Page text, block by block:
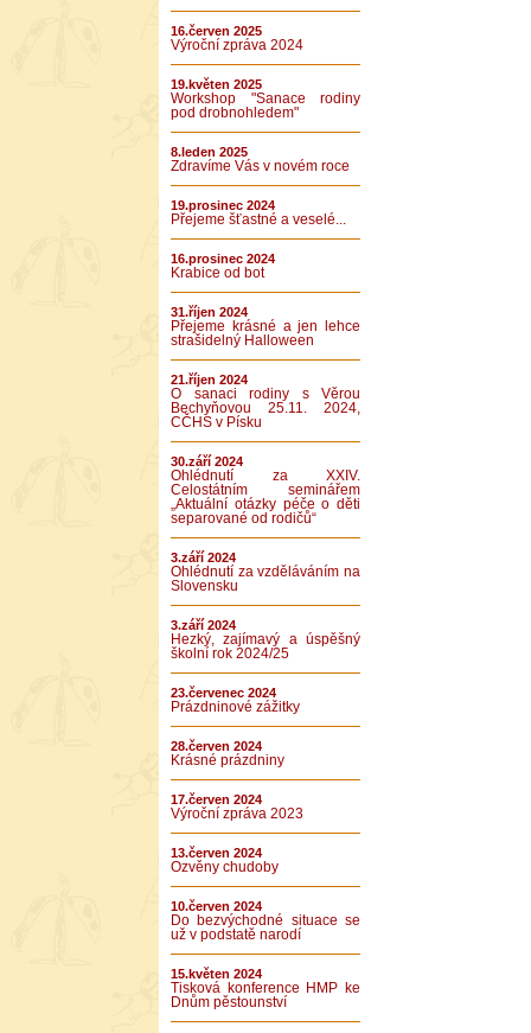
16.červen 2025
Výroční zpráva 2024
19.květen 2025
Workshop "Sanace rodiny
pod drobnohledem"
8.leden 2025
Zdravíme Vás v novém roce
19.prosinec 2024
Přejeme šťastné a veselé...
16.prosinec 2024
Krabice od bot
31.říjen 2024
Přejeme krásné a jen lehce
strašidelný Halloween
21.říjen 2024
O sanaci rodiny s Věrou
Bechyňovou 25.11. 2024,
CČHS v Písku
30.září 2024
Ohlédnutí za XXIV.
Celostátním seminářem
„Aktuální otázky péče o děti
separované od rodičů“
3.září 2024
Ohlédnutí za vzděláváním na
Slovensku
3.září 2024
Hezký, zajímavý a úspěšný
školní rok 2024/25
23.červenec 2024
Prázdninové zážitky
28.červen 2024
Krásné prázdniny
17.červen 2024
Výroční zpráva 2023
13.červen 2024
Ozvěny chudoby
10.červen 2024
Do bezvýchodné situace se
už v podstatě narodí
15.květen 2024
Tisková konference HMP ke
Dnům pěstounství